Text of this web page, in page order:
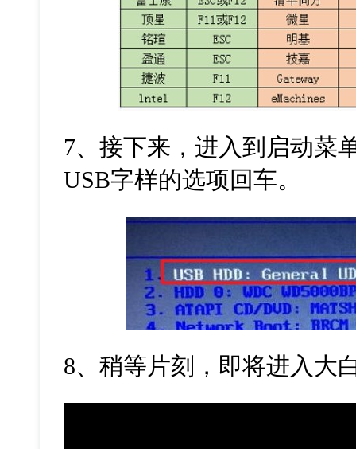
7、接下来，进入到启动菜
USB字样的选项回车。
8、稍等片刻，即将进入大